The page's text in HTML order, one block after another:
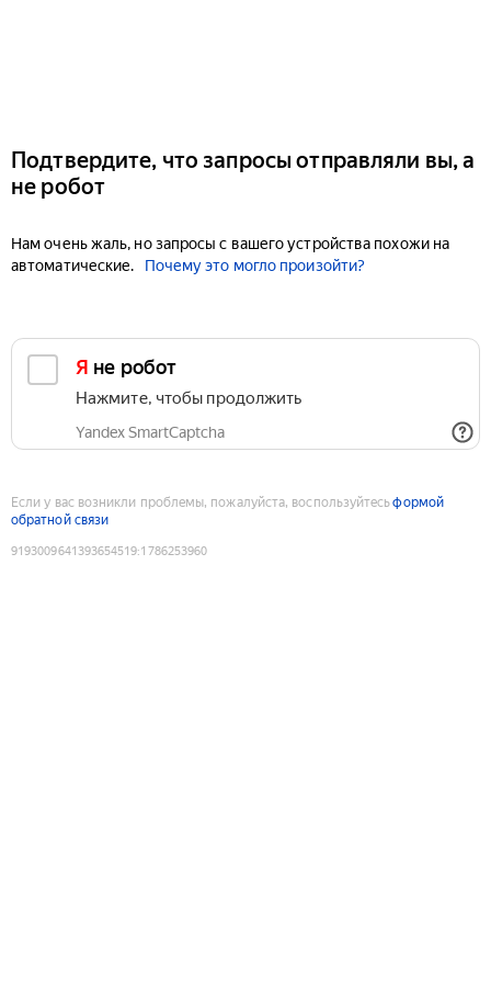
Подтвердите, что запросы отправляли вы, а
не робот
Нам очень жаль, но запросы с вашего устройства похожи на
автоматические.
Почему это могло произойти?
Я не робот
Нажмите, чтобы продолжить
Yandex SmartCaptcha
Если у вас возникли проблемы, пожалуйста, воспользуйтесьформой
обратной связи
9193009641393654519:1786253960